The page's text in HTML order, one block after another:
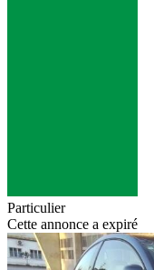
Particulier
Cette annonce a expiré